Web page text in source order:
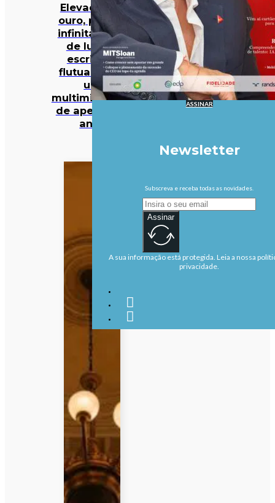
Elevador de
ouro, piscina
infinita e spa
de luxo: o
escritório
flutuante de
um
multimilionário
de apenas 27
anos
ASSINAR
Newsletter
Subscreva e receba todas as novidades.
Assinar
A sua informação está protegida. Leia a nossa
privacidade.